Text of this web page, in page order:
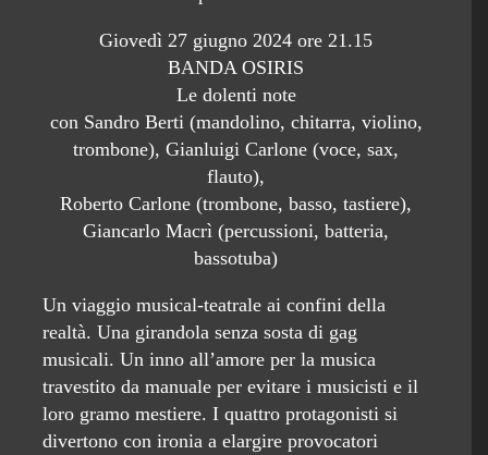
Giovedì 27 giugno 2024 ore 21.15
BANDA OSIRIS
Le dolenti note
con Sandro Berti (mandolino, chitarra, violino,
trombone), Gianluigi Carlone (voce, sax,
flauto),
Roberto Carlone (trombone, basso, tastiere),
Giancarlo Macrì (percussioni, batteria,
bassotuba)
Un viaggio musical-teatrale ai confini della
realtà. Una girandola senza sosta di gag
musicali. Un inno all’amore per la musica
travestito da manuale per evitare i musicisti e il
loro gramo mestiere. I quattro protagonisti si
divertono con ironia a elargire provocatori